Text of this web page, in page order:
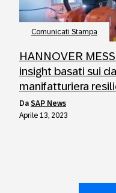
Comunicati Stampa
HANNOVER
insight basati sui
manifatturiera
da SAP News
Aprile 13, 2023